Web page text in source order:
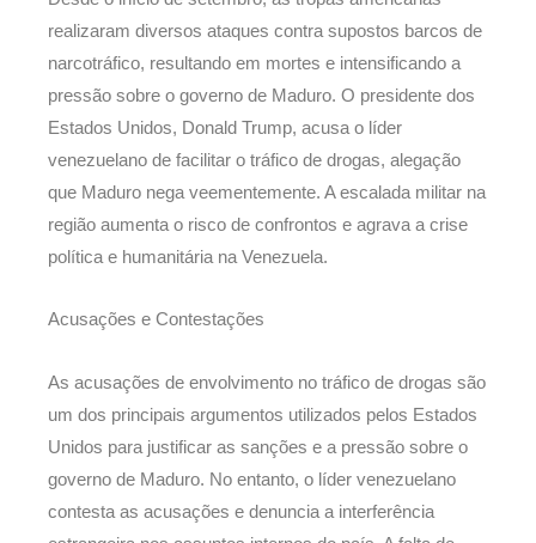
realizaram diversos ataques contra supostos barcos de
narcotráfico, resultando em mortes e intensificando a
pressão sobre o governo de Maduro. O presidente dos
Estados Unidos, Donald Trump, acusa o líder
venezuelano de facilitar o tráfico de drogas, alegação
que Maduro nega veementemente. A escalada militar na
região aumenta o risco de confrontos e agrava a crise
política e humanitária na Venezuela.
Acusações e Contestações
As acusações de envolvimento no tráfico de drogas são
um dos principais argumentos utilizados pelos Estados
Unidos para justificar as sanções e a pressão sobre o
governo de Maduro. No entanto, o líder venezuelano
contesta as acusações e denuncia a interferência